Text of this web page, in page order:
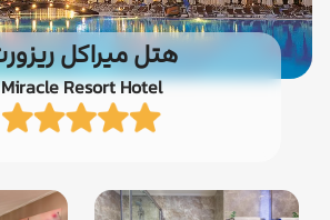
هتل میراکل
Miracle Resort Hotel